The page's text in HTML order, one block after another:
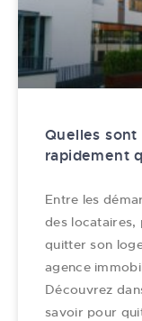
Quelles
rapidement
Entre les
des locataires,
quitter son
agence
Découvrez
savoir pour